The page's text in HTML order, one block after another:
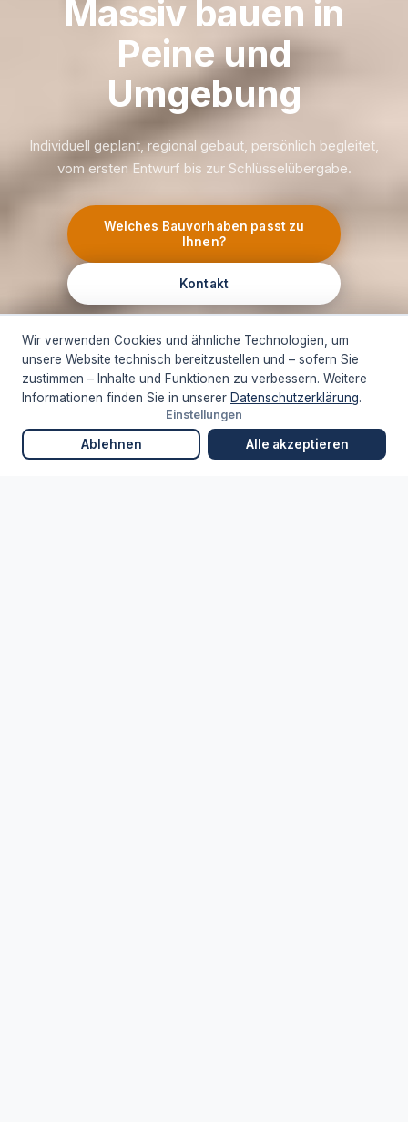
Massiv bauen in
Peine und
Umgebung
Individuell geplant, regional gebaut, persönlich begleitet,
vom ersten Entwurf bis zur Schlüsselübergabe.
Welches Bauvorhaben passt zu
Ihnen?
Kontakt
Team
INDIVIDUELLE PLANUNG PERSÖNLICHER ANSPRECHPARTNER
SCROLL
Wir verwenden Cookies und ähnliche Technologien, um
unsere Website technisch bereitzustellen und – sofern Sie
zustimmen – Inhalte und Funktionen zu verbessern. Weitere
Informationen finden Sie in unserer Datenschutzerklärung.
Einstellungen
Ablehnen Alle akzeptieren